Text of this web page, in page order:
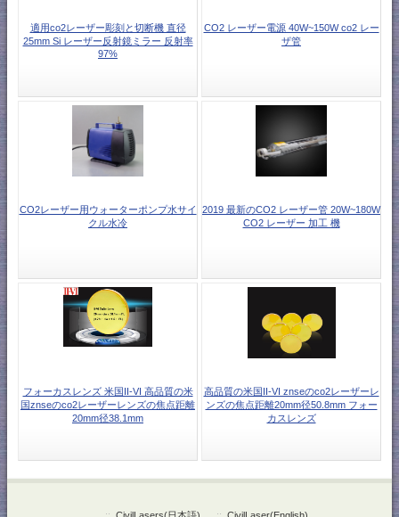
適用co2レーザー彫刻と切断機 直径
25mm Si レーザー反射鏡ミラー 反射率
97%
CO2 レーザー電源 40W~150W co2 レー
ザ管
CO2レーザー用ウォーターポンプ水サイ
クル水冷
2019 最新のCO2 レーザー管 20W~180W
CO2 レーザー 加工 機
フォーカスレンズ 米国II-VI 高品質の米
国znseのco2レーザーレンズの焦点距離
20mm径38.1mm
高品質の米国II-VI znseのco2レーザーレ
ンズの焦点距離20mm径50.8mm フォー
カスレンズ